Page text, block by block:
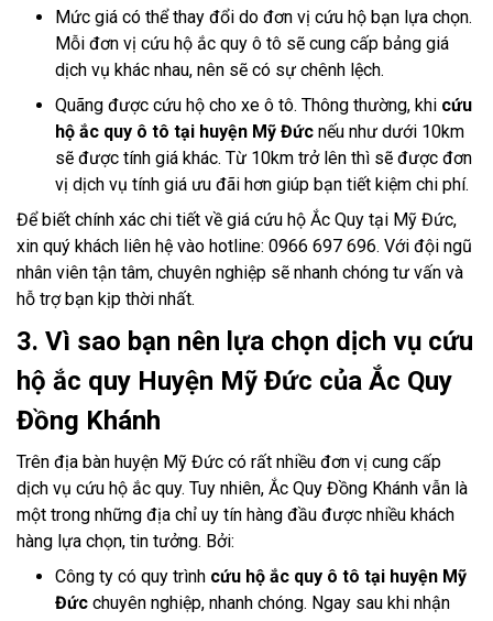
Mức giá có thể thay đổi do đơn vị cứu hộ bạn lựa chọn.
Mỗi đơn vị cứu hộ ắc quy ô tô sẽ cung cấp bảng giá
dịch vụ khác nhau, nên sẽ có sự chênh lệch.
Quãng được cứu hộ cho xe ô tô. Thông thường, khi cứu
hộ ắc quy ô tô tại huyện Mỹ Đức nếu như dưới 10km
sẽ được tính giá khác. Từ 10km trở lên thì sẽ được đơn
vị dịch vụ tính giá ưu đãi hơn giúp bạn tiết kiệm chi phí.
Để biết chính xác chi tiết về giá cứu hộ Ắc Quy tại Mỹ Đức,
xin quý khách liên hệ vào hotline: 0966 697 696. Với đội ngũ
nhân viên tận tâm, chuyên nghiệp sẽ nhanh chóng tư vấn và
hỗ trợ bạn kịp thời nhất.
3. Vì sao bạn nên lựa chọn dịch vụ cứu
hộ ắc quy Huyện Mỹ Đức của Ắc Quy
Đồng Khánh
Trên địa bàn huyện Mỹ Đức có rất nhiều đơn vị cung cấp
dịch vụ cứu hộ ắc quy. Tuy nhiên, Ắc Quy Đồng Khánh vẫn là
một trong những địa chỉ uy tín hàng đầu được nhiều khách
hàng lựa chọn, tin tưởng. Bởi:
Công ty có quy trình cứu hộ ắc quy ô tô tại huyện Mỹ
Đức chuyên nghiệp, nhanh chóng. Ngay sau khi nhận